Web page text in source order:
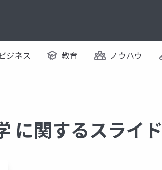
ビジネス 教育 ノウハウ
に関するスライド